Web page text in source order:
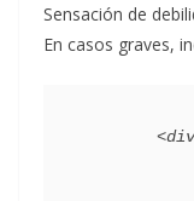
Sensación de
En casos graves,